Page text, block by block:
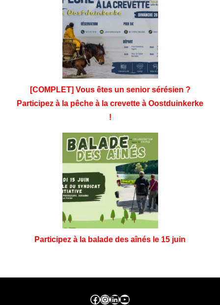
[COMPLET] Vous êtes un senior sérésien ?
Participez à la pêche à la crevette à Oostduinkerke
!
Participez à la balade des aînés le 15 juin
Facebook ville de seraing Instragram ville de seraing linkedin – ville de seraing YouTube